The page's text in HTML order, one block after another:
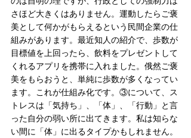
さほど大きくはありません。運動したらご褒
美として何かがもらえるという民間企業の仕
組みがあります。最近知人の紹介で、歩数が
目標値を上回ったら、飲料をプレゼントして
くれるアプリを携帯に入れました。俄然ご褒
美をもらおうと、単純に歩数が多くなってい
ます。これが仕組み化です。③について、ス
トレスは「気持ち」、「体」、「行動」と言
った自分の弱い所に出てきます。私は知らな
い間に「体」に出るタイプかもしれません。